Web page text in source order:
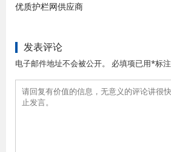
优质护栏网供应商
发表评论
电子邮件地址不会被公开。 必填项已用*标注